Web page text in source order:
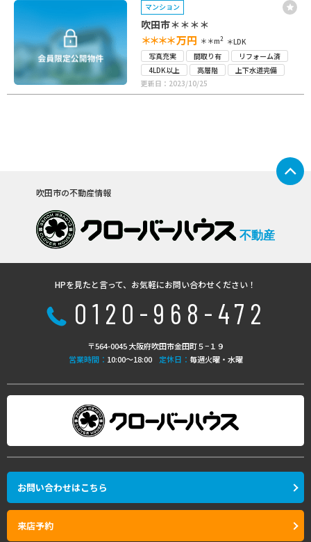
マンション
吹田市＊＊＊＊
＊＊＊＊万円 ＊＊m2 ＊LDK
写真充実
間取り有
リフォーム済
4LDK以上
高層階
上下水道完備
更新日：2023/10/25
吹田市の不動産情報
不動産
HPを見たと言って、お気軽にお問い合わせください！
0120-968-472
〒564-0045 大阪府吹田市金田町５−１９
営業時間： 10:00〜18:00 定休日： 毎週火曜・水曜
お問い合わせはこちら
来店予約